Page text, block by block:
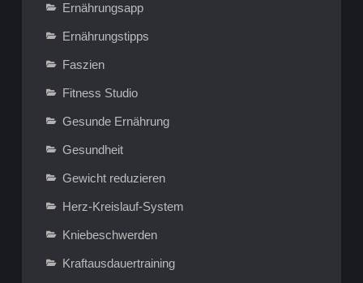
Ernährungsapp
Ernährungstipps
Faszien
Fitness Studio
Gesunde Ernährung
Gesundheit
Gewicht reduzieren
Herz-Kreislauf-System
Kniebeschwerden
Kraftausdauertraining